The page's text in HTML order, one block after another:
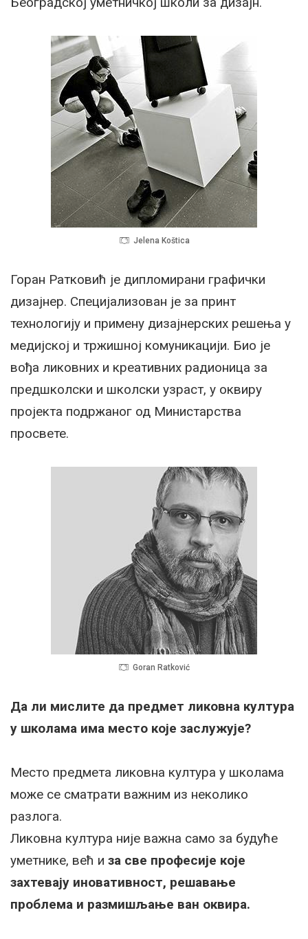
Jelena Koštica
Горан Ратковић је дипломирани графички
дизајнер. Специјализован је за принт
технологију и примену дизајнерских решења у
медијској и тржишној комуникацији. Био је
вођа ликовних и креативних радионица за
предшколски и школски узраст, у оквиру
пројекта подржаног од Министарства
просвете.
Goran Ratković
Да ли мислите да предмет ликовна култура
у школама има место које заслужује?
Место предмета ликовна култура у школама
може се сматрати важним из неколико
разлога.
Ликовна култура није важна само за будуће
уметнике, већ и за све професије које
захтевају иновативност, решавање
проблема и размишљање ван оквира.